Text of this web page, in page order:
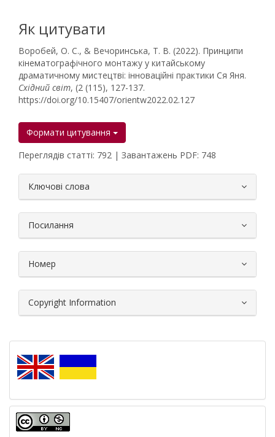
Як цитувати
Воробей, О. С., & Вечоринська, Т. В. (2022). Принципи
кінематографічного монтажу у китайському
драматичному мистецтві: інноваційні практики Ся Яня.
Східний світ, (2 (115), 127-137.
https://doi.org/10.15407/orientw2022.02.127
Формати цитування
Переглядів статті: 792 | Завантажень PDF: 748
Ключові слова
Посилання
Номер
Copyright Information